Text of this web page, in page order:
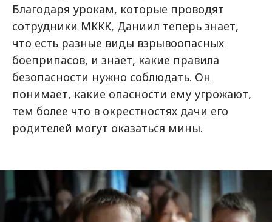
Благодаря урокам, которые проводят
сотрудники МККК, Даниил теперь знает,
что есть разные виды взрывоопасных
боеприпасов, и знает, какие правила
безопасности нужно соблюдать. Он
понимает, какие опасности ему угрожают,
тем более что в окрестностях дачи его
родителей могут оказаться мины.